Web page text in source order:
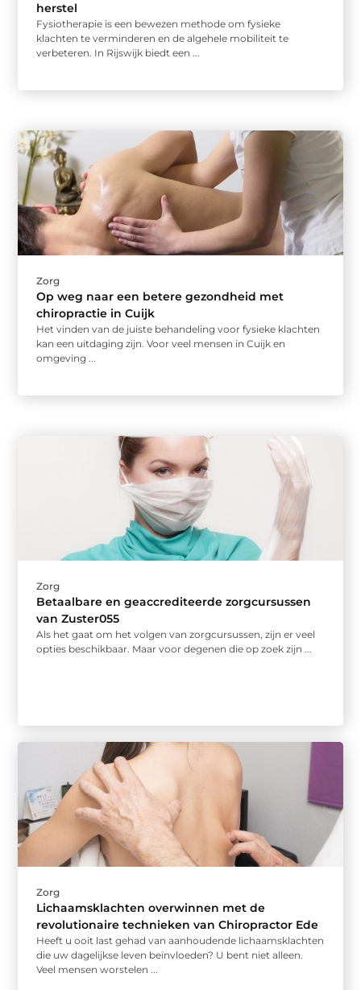
herstel
Fysiotherapie is een bewezen methode om fysieke
klachten te verminderen en de algehele mobiliteit te
verbeteren. In Rijswijk biedt een ...
Zorg
Op weg naar een betere gezondheid met
chiropractie in Cuijk
Het vinden van de juiste behandeling voor fysieke klachten
kan een uitdaging zijn. Voor veel mensen in Cuijk en
omgeving ...
Zorg
Betaalbare en geaccrediteerde zorgcursussen
van Zuster055
Als het gaat om het volgen van zorgcursussen, zijn er veel
opties beschikbaar. Maar voor degenen die op zoek zijn ...
Zorg
Lichaamsklachten overwinnen met de
revolutionaire technieken van Chiropractor Ede
Heeft u ooit last gehad van aanhoudende lichaamsklachten
die uw dagelijkse leven beïnvloeden? U bent niet alleen.
Veel mensen worstelen ...